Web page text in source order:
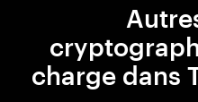
charge dans